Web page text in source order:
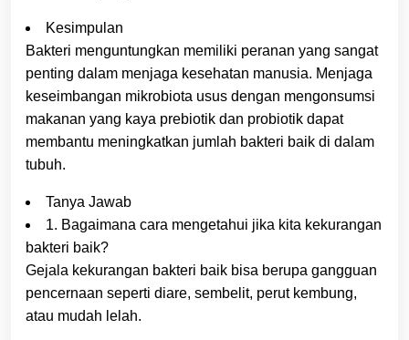
Kesimpulan
Bakteri menguntungkan memiliki peranan yang sangat
penting dalam menjaga kesehatan manusia. Menjaga
keseimbangan mikrobiota usus dengan mengonsumsi
makanan yang kaya prebiotik dan probiotik dapat
membantu meningkatkan jumlah bakteri baik di dalam
tubuh.
Tanya Jawab
1. Bagaimana cara mengetahui jika kita kekurangan
bakteri baik?
Gejala kekurangan bakteri baik bisa berupa gangguan
pencernaan seperti diare, sembelit, perut kembung,
atau mudah lelah.